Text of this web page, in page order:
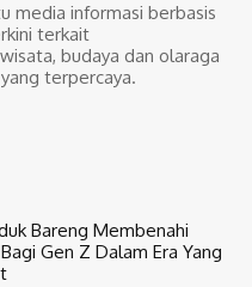
media informasi berbasis
terkait
budaya dan olaraga
terpercaya.
Bareng Membenahi
Gen Z Dalam Era Yang